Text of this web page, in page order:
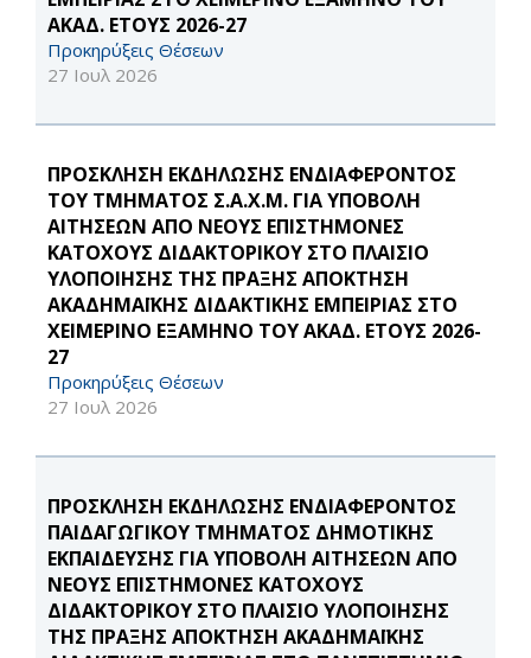
ΑΚΑΔ. ΕΤΟΥΣ 2026-27
Προκηρύξεις Θέσεων
27 Ιουλ 2026
ΠΡΟΣΚΛΗΣΗ ΕΚΔΗΛΩΣΗΣ ΕΝΔΙΑΦΕΡΟΝΤΟΣ
ΤΟΥ ΤΜΗΜΑΤΟΣ Σ.Α.Χ.Μ. ΓΙΑ ΥΠΟΒΟΛΗ
ΑΙΤΗΣΕΩΝ ΑΠΟ ΝΕΟΥΣ ΕΠΙΣΤΗΜΟΝΕΣ
ΚΑΤΟΧΟΥΣ ΔΙΔΑΚΤΟΡΙΚΟΥ ΣΤΟ ΠΛΑΙΣΙΟ
ΥΛΟΠΟΙΗΣΗΣ ΤΗΣ ΠΡΑΞΗΣ ΑΠΟΚΤΗΣΗ
ΑΚΑΔΗΜΑΪΚΗΣ ΔΙΔΑΚΤΙΚΗΣ ΕΜΠΕΙΡΙΑΣ ΣΤΟ
ΧΕΙΜΕΡΙΝΟ ΕΞΑΜΗΝΟ ΤΟΥ ΑΚΑΔ. ΕΤΟΥΣ 2026-
27
Προκηρύξεις Θέσεων
27 Ιουλ 2026
ΠΡΟΣΚΛΗΣΗ ΕΚΔΗΛΩΣΗΣ ΕΝΔΙΑΦΕΡΟΝΤΟΣ
ΠΑΙΔΑΓΩΓΙΚΟΥ ΤΜΗΜΑΤΟΣ ΔΗΜΟΤΙΚΗΣ
ΕΚΠΑΙΔΕΥΣΗΣ ΓΙΑ ΥΠΟΒΟΛΗ ΑΙΤΗΣΕΩΝ ΑΠΟ
ΝΕΟΥΣ ΕΠΙΣΤΗΜΟΝΕΣ ΚΑΤΟΧΟΥΣ
ΔΙΔΑΚΤΟΡΙΚΟΥ ΣΤΟ ΠΛΑΙΣΙΟ ΥΛΟΠΟΙΗΣΗΣ
ΤΗΣ ΠΡΑΞΗΣ ΑΠΟΚΤΗΣΗ ΑΚΑΔΗΜΑΪΚΗΣ